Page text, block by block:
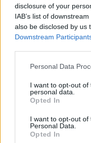
disclosure of your
IAB’s list of
also be disclosed by us
Downstream
Please note that this
not limited to your visit
grant or deny consent
use your data for
consent section.
Personal Data
I want to opt-out
personal data.
Opted In
I want to opt-out of
Personal Data.
Opted In